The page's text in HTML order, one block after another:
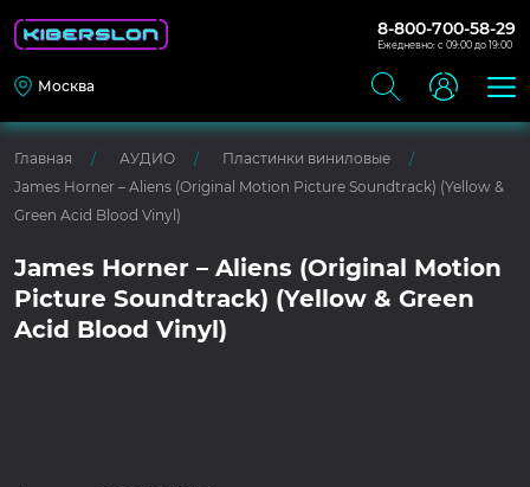
8-800-700-58-29
Ежедневно: с 09:00 до 19:00
Москва
Главная АУДИО
Пластинки виниловые
James Horner – Aliens (Original Motion Picture Soundtrack) (Yellow &
Green Acid Blood Vinyl)
James Horner – Aliens (Original Motion
Picture Soundtrack) (Yellow & Green
Acid Blood Vinyl)